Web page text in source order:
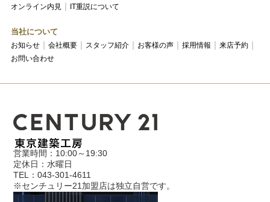
オンライン内見
IT重説について
当社について
お知らせ 会社概要 スタッフ紹介 お客様の声 採用情報
来店予約
お問い合わせ
営業時間：10:00～19:30
定休日：水曜日
TEL：043-301-4611
※センチュリー21加盟店は独立自営です。